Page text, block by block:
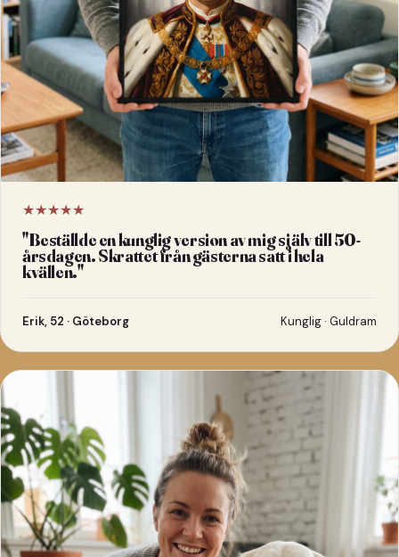
★★★★★
"Beställde en kunglig version av mig själv till 50-
årsdagen. Skrattet från gästerna satt i hela
kvällen."
Erik, 52 · Göteborg Kunglig · Guldram